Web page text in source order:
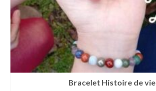
Bracelet Histoire de vie